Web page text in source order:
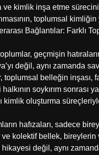
ve kimlik inşa etme
toplumsal
Bağlantılar: Farklı
geçmişin
değil, aynı zamanda
toplumsal belleğin inşası,
soykırım sonrası
kimlik oluşturma
hafızaları, sadece
ve kolektif bellek,
hikayesi değil, aynı